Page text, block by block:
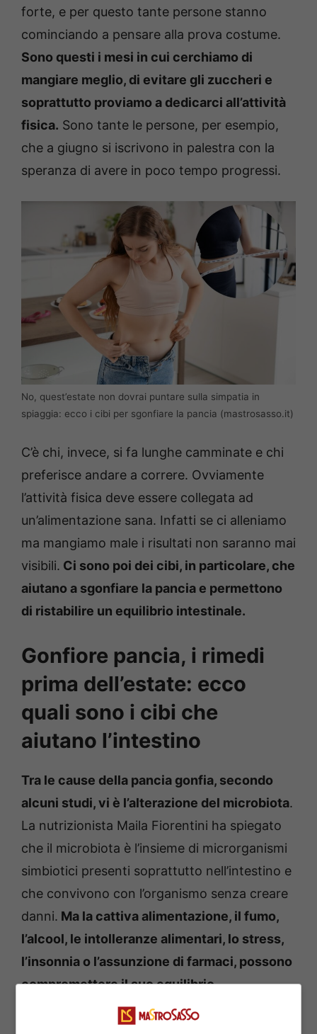
forte, e per questo tante persone stanno
cominciando a pensare alla prova costume.
Sono questi i mesi in cui cerchiamo di
mangiare meglio, di evitare gli zuccheri e
soprattutto proviamo a dedicarci all’attività
fisica. Sono tante le persone, per esempio,
che a giugno si iscrivono in palestra con la
speranza di avere in poco tempo progressi.
No, quest’estate non dovrai puntare sulla simpatia in
spiaggia: ecco i cibi per sgonfiare la pancia (mastrosasso.it)
C’è chi, invece, si fa lunghe camminate e chi
preferisce andare a correre. Ovviamente
l’attività fisica deve essere collegata ad
un’alimentazione sana. Infatti se ci alleniamo
ma mangiamo male i risultati non saranno mai
visibili. Ci sono poi dei cibi, in particolare, che
aiutano a sgonfiare la pancia e permettono
di ristabilire un equilibrio intestinale.
Gonfiore pancia, i rimedi
prima dell’estate: ecco
quali sono i cibi che
aiutano l’intestino
Tra le cause della pancia gonfia, secondo
alcuni studi, vi è l’alterazione del microbiota.
La nutrizionista Maila Fiorentini ha spiegato
che il microbiota è l’insieme di microrganismi
simbiotici presenti soprattutto nell’intestino e
che convivono con l’organismo senza creare
danni. Ma la cattiva alimentazione, il fumo,
l’alcool, le intolleranze alimentari, lo stress,
l’insonnia o l’assunzione di farmaci, possono
compromettere il suo equilibrio.